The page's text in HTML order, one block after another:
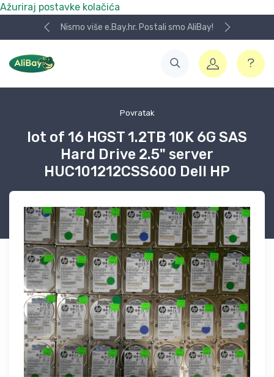
Ažuriraj postavke kolačića
Nismo više e.Bay.hr. Postali smo AliBay!
Povratak
lot of 16 HGST 1.2TB 10K 6G SAS
Hard Drive 2.5" server
HUC101212CSS600 Dell HP